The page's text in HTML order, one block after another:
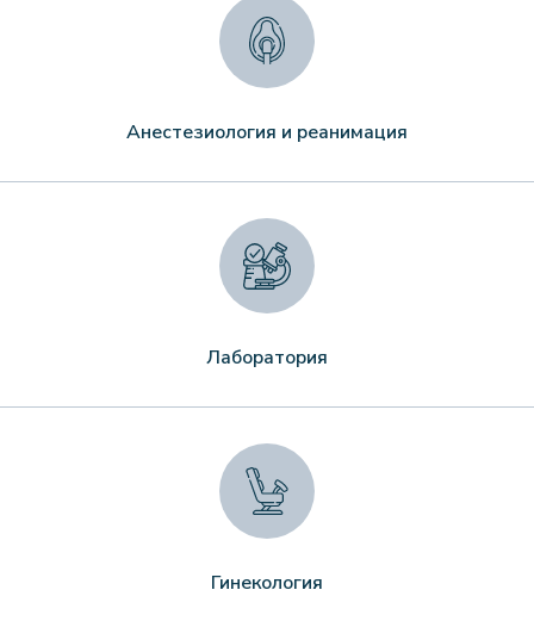
Анестезиология и реанимация
Лаборатория
Гинекология